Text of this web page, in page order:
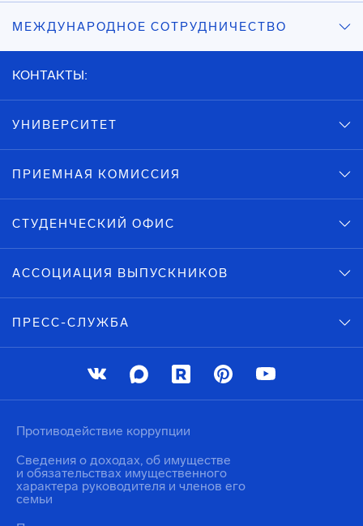
МЕЖДУНАРОДНОЕ СОТРУДНИЧЕСТВО
КОНТАКТЫ:
УНИВЕРСИТЕТ
ПРИЕМНАЯ КОМИССИЯ
СТУДЕНЧЕСКИЙ ОФИС
АССОЦИАЦИЯ ВЫПУСКНИКОВ
ПРЕСС-СЛУЖБА
Противодействие коррупции
Сведения о доходах, об имуществе
и обязательствах имущественного
характера руководителя и членов его
семьи